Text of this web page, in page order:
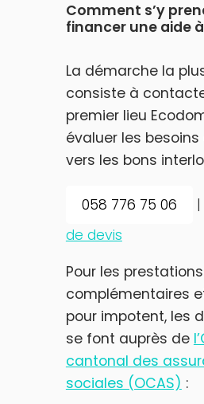
Comment s’y
financer une aide
La démarche la
consiste à
premier lieu
évaluer les
vers les bons
058 776 75 06 |
de devis
Pour les prestations
complémentaires
pour impotent, les
se font auprès de
cantonal des
sociales (OCAS) :